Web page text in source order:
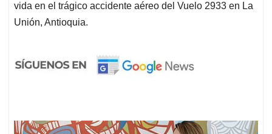
vida en el trágico accidente aéreo del Vuelo 2933 en La
Unión, Antioquia.